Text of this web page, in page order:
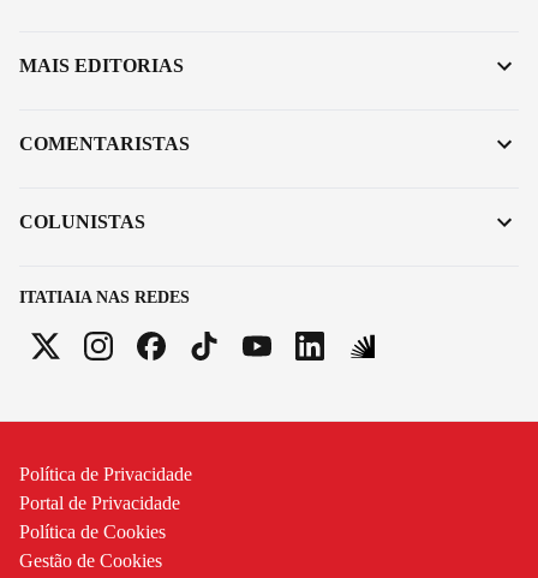
ITATIAIA NAS REDES
MAIS EDITORIAS
COMENTARISTAS
COLUNISTAS
Política de Privacidade
Portal de Privacidade
Política de Cookies
Gestão de Cookies